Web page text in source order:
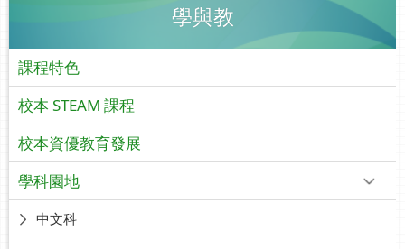
學與教
課程特色
校本 STEAM 課程
校本資優教育發展
學科園地
中文科